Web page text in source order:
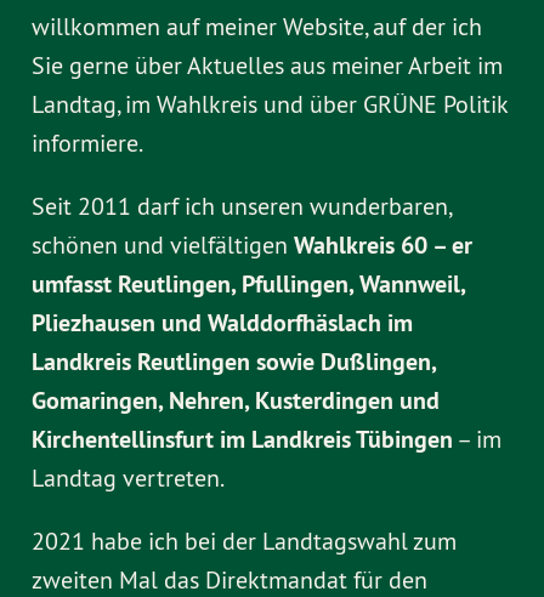
willkommen auf meiner Website, auf der ich
Sie gerne über Aktuelles aus meiner Arbeit im
Landtag, im Wahlkreis und über GRÜNE Politik
informiere.
Seit 2011 darf ich unseren wunderbaren,
schönen und vielfältigen Wahlkreis 60 – er
umfasst Reutlingen, Pfullingen, Wannweil,
Pliezhausen und Walddorfhäslach im
Landkreis Reutlingen sowie Dußlingen,
Gomaringen, Nehren, Kusterdingen und
Kirchentellinsfurt im Landkreis Tübingen – im
Landtag vertreten.
2021 habe ich bei der Landtagswahl zum
zweiten Mal das Direktmandat für den